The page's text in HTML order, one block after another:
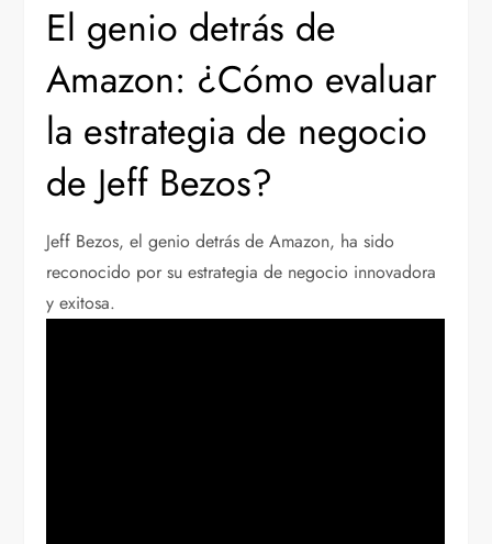
El genio detrás de
Amazon: ¿Cómo evaluar
la estrategia de negocio
de Jeff Bezos?
Jeff Bezos, el genio detrás de Amazon, ha sido
reconocido por su estrategia de negocio innovadora
y exitosa.